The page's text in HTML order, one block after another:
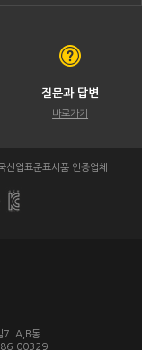
질문과 답변
바로가기
산업표준표시품 인증업체
7. A,B동
86-00329